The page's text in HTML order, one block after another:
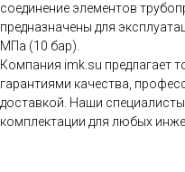
соединение элементов
предназначены для
МПа (10 бар).
Компания imk.su предлагает
гарантиями качества,
доставкой. Наши
комплектации для любых